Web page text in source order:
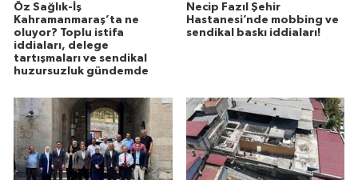
Öz Sağlık-İş
Kahramanmaraş’ta ne
oluyor? Toplu istifa
iddiaları, delege
tartışmaları ve sendikal
huzursuzluk gündemde
Necip Fazıl Şehir
Hastanesi’nde mobbing ve
sendikal baskı iddiaları!